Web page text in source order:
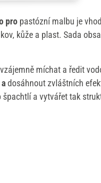
pro pastózní malbu je
kůže a plast. Sada
míchat a ředit
dosáhnout zvláštních
a vytvářet tak